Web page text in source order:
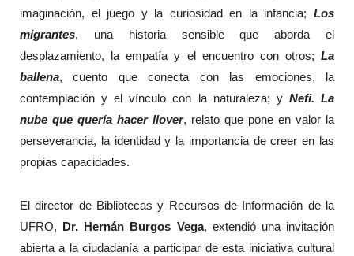
imaginación, el juego y la curiosidad en la infancia;Los
migrantes, una historia sensible que aborda el
desplazamiento, la empatía y el encuentro con otros;La
ballena, cuento que conecta con las emociones, la
contemplación y el vínculo con la naturaleza; y Nefi. La
nube que quería hacer llover, relato que pone en valor la
perseverancia, la identidad y la importancia de creer en las
propias capacidades.
El director de Bibliotecas y Recursos de Información de la
UFRO, Dr. Hernán Burgos Vega, extendió una invitación
abierta a la ciudadanía a participar de esta iniciativa cultural